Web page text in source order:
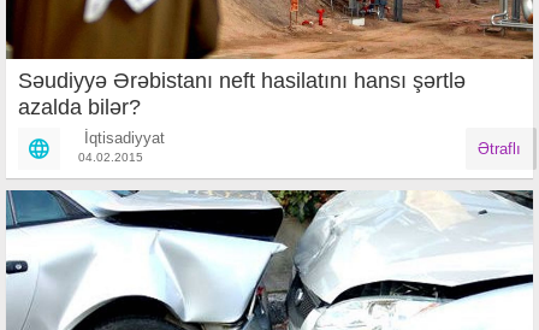
Səudiyyə Ərəbistanı neft hasilatını hansı şərtlə
azalda bilər?
İqtisadiyyat
04.02.2015 Ətraflı